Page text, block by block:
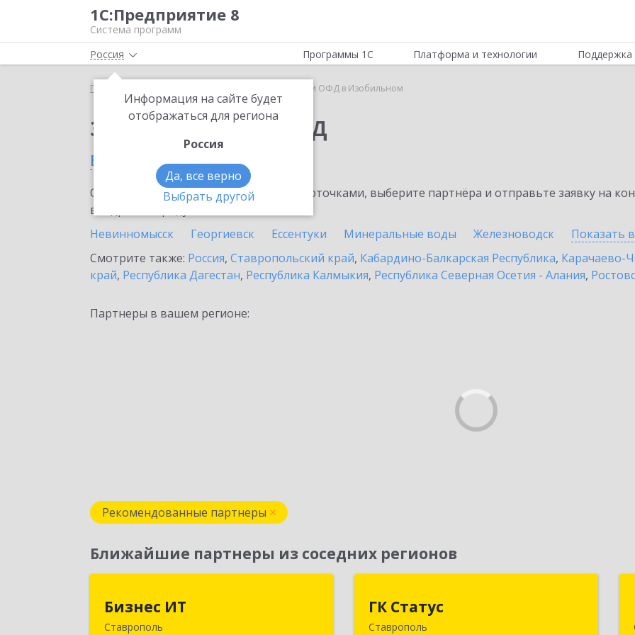
1С:Предприятие 8
Система программ
Россия
Информация на сайте будет
отображаться для региона
Россия
Да, все верно
Выбрать другой
Программы 1С Платформа и технологии Поддержка
Главная 1С-Чеки ОФД в Изобильном
Заказать 1С-Чеки ОФД
в Изобильном
Ознакомьтесь с информационными карточками, выберите партнёра и отправьте заявку на
внедрение продукта.
Невинномысск
Георгиевск Ессентуки Минеральные воды Железноводск Показать
Смотрите также: Россия, Ставропольский край, Кабардино-Балкарская Республика, Карачаево-
край, Республика Дагестан, Республика Калмыкия, Республика Северная Осетия - Алания,
Партнеры в вашем регионе:
Рекомендованные партнеры
Ближайшие партнеры из соседних регионов
Бизнес ИТ
Ставрополь355035, Ставропольский край,
ГК Статус
Ставрополь355002, Ставропольский край,